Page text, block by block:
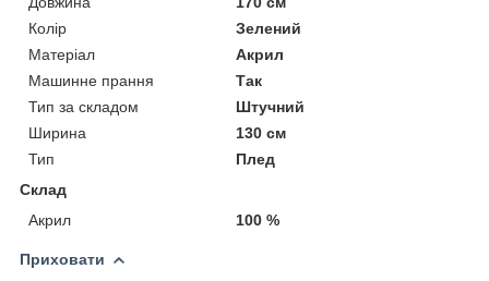
Колір
Зелений
Матеріал
Акрил
Машинне прання
Так
Тип за складом
Штучний
Ширина
130 см
Тип
Плед
Склад
Акрил
100 %
Приховати